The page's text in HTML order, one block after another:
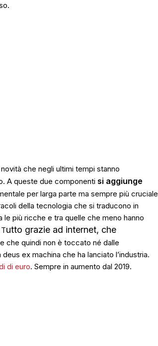
che negli ultimi tempi stanno
A queste due componenti si aggiunge
per larga parte ma sempre più cruciale
della tecnologia che si traducono in
le più ricche e tra quelle che meno hanno
utto grazie ad internet, che
e che quindi non è toccato né dalle
ex machina che ha lanciato l’industria.
di euro. Sempre in aumento dal 2019.